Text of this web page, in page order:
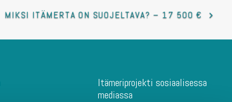
MIKSI ITÄMERTA ON SUOJELTAVA? – 17 500 €
Itämeriprojekti sosiaalisessa
mediassa